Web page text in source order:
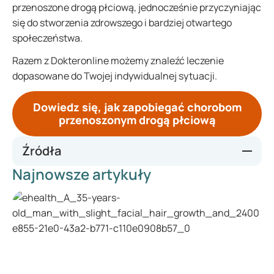
przenoszone drogą płciową, jednocześnie przyczyniając
się do stworzenia zdrowszego i bardziej otwartego
społeczeństwa.
Razem z Dokteronline możemy znaleźć leczenie
dopasowane do Twojej indywidualnej sytuacji.
Dowiedz się, jak zapobiegać chorobom
przenoszonym drogą płciową
Źródła
https://seksuelevorming.nl/visie-beleid/overheidsbeleid-en-
regelgeving/
https://nos.nl/artikel/2446893-manifest-over-seksuele-
voorlichting-onderwijs-moet-mee-met-veranderde-tijden
https://www.medi-sfeer.be/nl/nieuws/aantal-gevallen-van-
Najnowsze artykuły